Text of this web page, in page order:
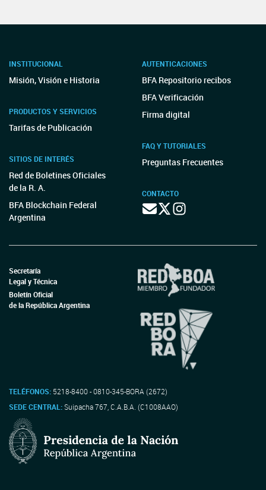
INSTITUCIONAL
Misión, Visión e Historia
PRODUCTOS Y SERVICIOS
Tarifas de Publicación
SITIOS DE INTERÉS
Red de Boletines Oficiales
de la R. A.
BFA Blockchain Federal
Argentina
AUTENTICACIONES
BFA Repositorio recibos
BFA Verificación
Firma digital
FAQ Y TUTORIALES
Preguntas Frecuentes
CONTACTO
Secretaría
Legal y Técnica
Boletín Oficial
de la República Argentina
TELÉFONOS: 5218-8400 - 0810-345-BORA (2672)
SEDE CENTRAL:Suipacha 767, C.A.B.A. (C1008AAO)